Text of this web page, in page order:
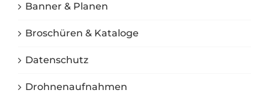
Banner & Planen
Broschüren & Kataloge
Datenschutz
Drohnenaufnahmen